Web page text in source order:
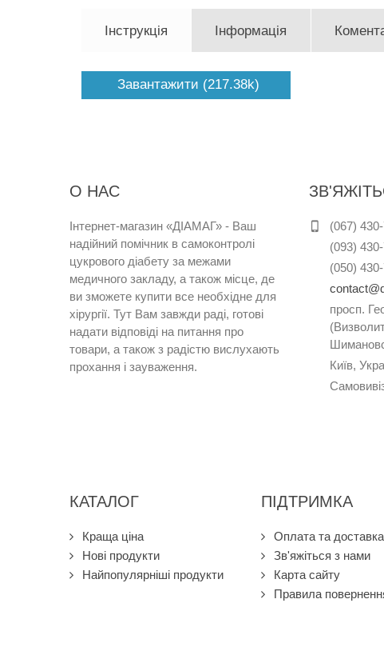
Інструкція Інформація
Завантажити (217.38k)
О НАС
Інтернет-магазин «ДІАМАГ» - Ваш
надійний помічник в самоконтролі
цукрового діабету за межами
медичного закладу, а також місце, де
ви зможете купити все необхідне для
хірургії. Тут Вам завжди раді, готові
надати відповіді на питання про
товари, а також з радістю вислухають
прохання і зауваження.
(067)
(093)
(050)
просп.
Київ,
КАТАЛОГ
Краща ціна
Нові продукти
Найпопулярніші продукти
ПІДТРИМКА
Оплата та доставка
Зв'яжіться з нами
Карта сайту
Правила